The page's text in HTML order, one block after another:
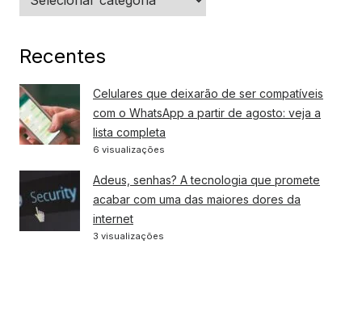
Recentes
Celulares que deixarão de ser compatíveis
com o WhatsApp a partir de agosto: veja a
lista completa
6 visualizações
Adeus, senhas? A tecnologia que promete
acabar com uma das maiores dores da
internet
3 visualizações